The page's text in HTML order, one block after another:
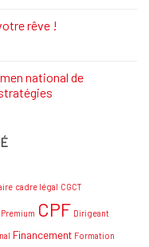
rêve !
national de
cadre légal CGCT
CPF Dirigeant
Financement Formation